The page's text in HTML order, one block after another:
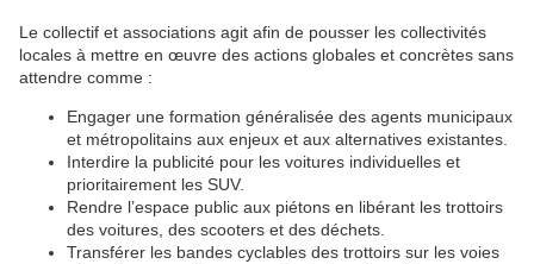
Le collectif et associations agit afin de pousser les collectivités
locales à mettre en œuvre des actions globales et concrètes sans
attendre comme :
Engager une formation généralisée des agents municipaux
et métropolitains aux enjeux et aux alternatives existantes.
Interdire la publicité pour les voitures individuelles et
prioritairement les SUV.
Rendre l’espace public aux piétons en libérant les trottoirs
des voitures, des scooters et des déchets.
Transférer les bandes cyclables des trottoirs sur les voies